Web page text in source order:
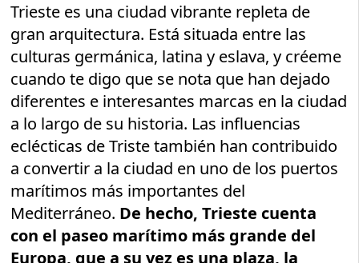
Trieste es una ciudad vibrante repleta de
gran arquitectura. Está situada entre las
culturas germánica, latina y eslava, y créeme
cuando te digo que se nota que han dejado
diferentes e interesantes marcas en la ciudad
a lo largo de su historia. Las influencias
eclécticas de Triste también han contribuido
a convertir a la ciudad en uno de los puertos
marítimos más importantes del
Mediterráneo. De hecho, Trieste cuenta
con el paseo marítimo más grande del
Europa, que a su vez es una plaza, la